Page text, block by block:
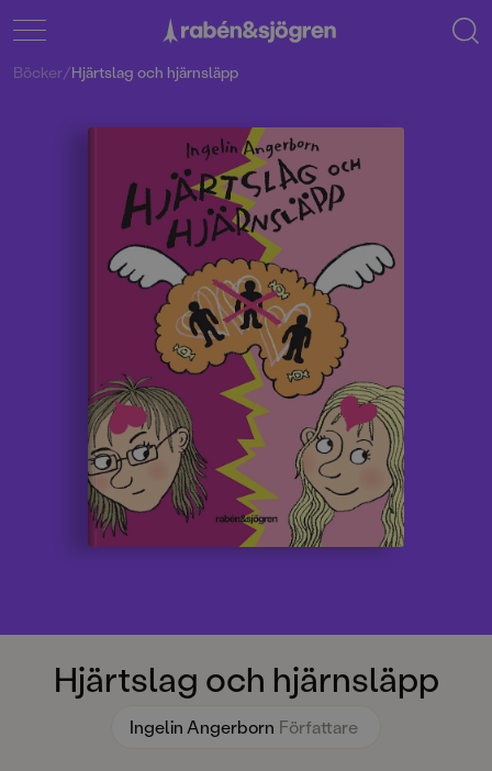
Hjärtslag och hjärnsläpp
Ingelin Angerborn Författare
Böcker/Hjärtslag och hjärnsläpp